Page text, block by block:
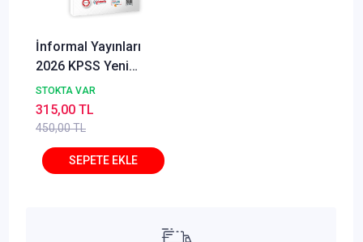
İnformal Yayınları
2026 KPSS Yeni
Sistem Anamorfik
Matematik Özgün
Soru Bankası Konu
Konu Dijital Çözümlü
STOKTA VAR
450,00 TL
315,00 TL